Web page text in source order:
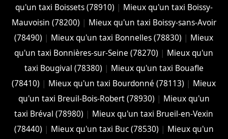
qu'un taxi Boissets (78910) | Mieux qu'un taxi Boissy-
Mauvoisin (78200) | Mieux qu'un taxi Boissy-sans-Avoir
(78490) | Mieux qu'un taxi Bonnelles (78830) | Mieux
qu'un taxi Bonnières-sur-Seine (78270) | Mieux qu'un
taxi Bougival (78380) | Mieux qu'un taxi Bouafle
(78410) | Mieux qu'un taxi Bourdonné (78113) | Mieux
qu'un taxi Breuil-Bois-Robert (78930) | Mieux qu'un
taxi Bréval (78980) | Mieux qu'un taxi Brueil-en-Vexin
(78440) | Mieux qu'un taxi Buc (78530) | Mieux qu'un